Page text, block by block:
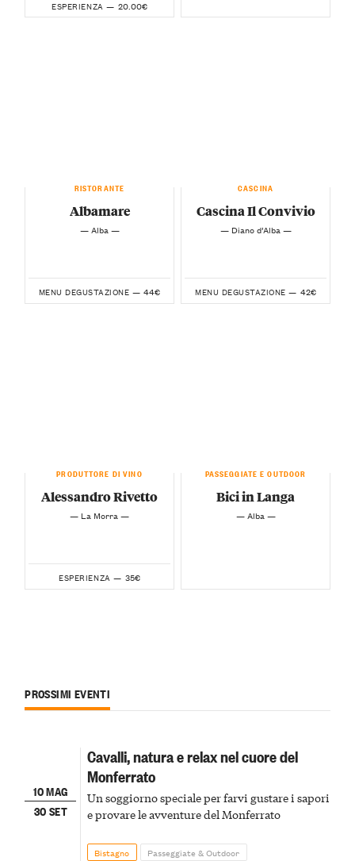
ESPERIENZA — 20.00€
RISTORANTE
Albamare
— Alba —
MENU DEGUSTAZIONE — 44€
CASCINA
Cascina Il Convivio
— Diano d’Alba —
MENU DEGUSTAZIONE — 42€
PRODUTTORE DI VINO
Alessandro Rivetto
— La Morra —
ESPERIENZA — 35€
PASSEGGIATE E OUTDOOR
Bici in Langa
— Alba —
PROSSIMI EVENTI
10 MAG
30 SET
Cavalli, natura e relax nel cuore del
Monferrato
Un soggiorno speciale per farvi gustare i sapori
e provare le avventure del Monferrato
Bistagno Passeggiate & Outdoor